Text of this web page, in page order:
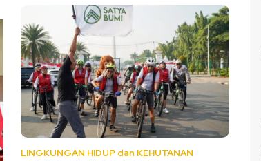
LINGKUNGAN HIDUP dan KEHUTANAN